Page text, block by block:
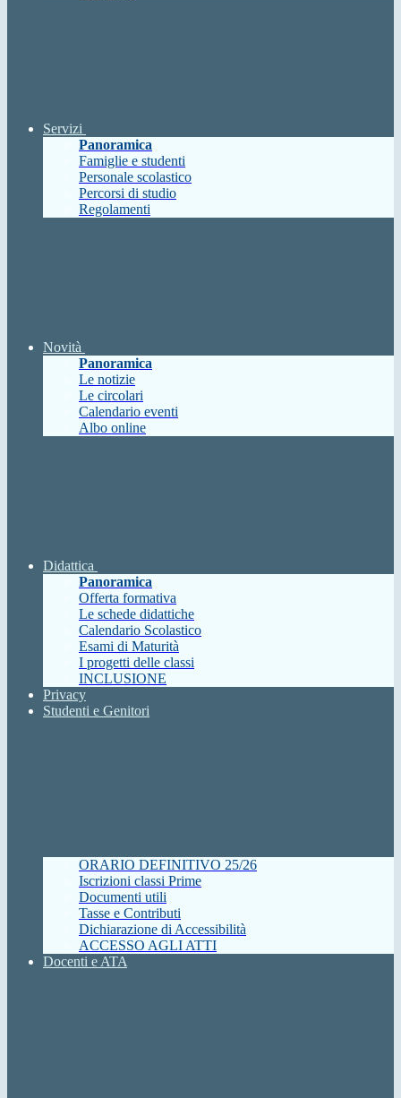
Servizi
Panoramica
Famiglie e studenti
Personale scolastico
Percorsi di studio
Regolamenti
Novità
Panoramica
Le notizie
Le circolari
Calendario eventi
Albo online
Didattica
Panoramica
Offerta formativa
Le schede didattiche
Calendario Scolastico
Esami di Maturità
I progetti delle classi
INCLUSIONE
Privacy
Studenti e Genitori
ORARIO DEFINITIVO 25/26
Iscrizioni classi Prime
Documenti utili
Tasse e Contributi
Dichiarazione di Accessibilità
ACCESSO AGLI ATTI
Docenti e ATA